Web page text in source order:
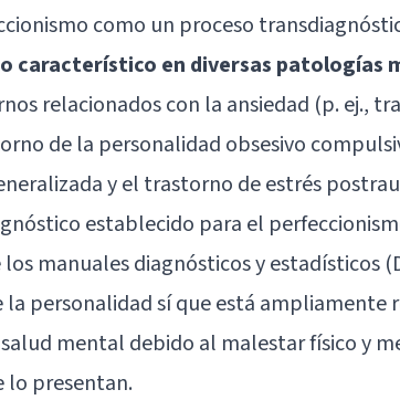
como un proceso
característico en diversas patologías
relacionados con la ansiedad (p. ej.,
de la personalidad obsesivo
y el trastorno de estrés
establecido para el
manuales diagnósticos y estadísticos
personalidad sí que está ampliamente
mental debido al malestar físico y
lo presentan.